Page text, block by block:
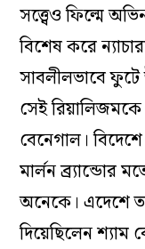
সত্ত্বেও ফিল্মে
বিশেষ করে
সাবলীলভাবে
সেই রিয়ালিজমকে
বেনেগাল।
মার্লন ব্র্যান্ডোর
অনেকে। এদেশে
দিয়েছিলেন শ্যাম